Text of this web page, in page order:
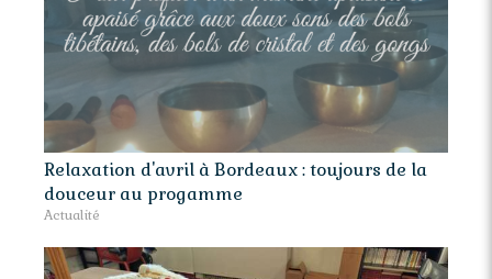
Relaxation d'avril à Bordeaux : toujours de la
douceur au progamme
Actualité